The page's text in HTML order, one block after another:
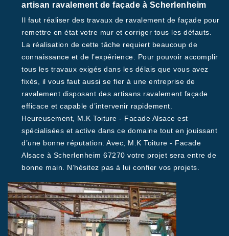
artisan ravalement de façade à Scherlenheim
Il faut réaliser des travaux de ravalement de façade pour
remettre en état votre mur et corriger tous les défauts.
La réalisation de cette tâche requiert beaucoup de
connaissance et de l’expérience. Pour pouvoir accomplir
tous les travaux exigés dans les délais que vous avez
fixés, il vous faut aussi se fier à une entreprise de
ravalement disposant des artisans ravalement façade
efficace et capable d’intervenir rapidement.
Heureusement, M.K Toiture - Facade Alsace est
spécialisées et active dans ce domaine tout en jouissant
d’une bonne réputation. Avec, M.K Toiture - Facade
Alsace à Scherlenheim 67270 votre projet sera entre de
bonne main. N’hésitez pas à lui confier vos projets.